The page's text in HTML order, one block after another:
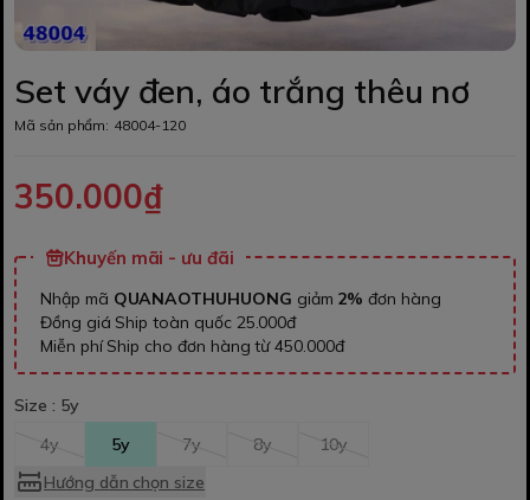
Set váy đen, áo trắng thêu nơ
Mã sản phẩm: 48004-120
350.000₫
Khuyến mãi - ưu đãi
Nhập mã QUANAOTHUHUONG giảm 2% đơn hàng
Đồng giá Ship toàn quốc 25.000đ
Miễn phí Ship cho đơn hàng từ 450.000đ
Size : 5y
4y
5y 7y 8y
10y
Hướng dẫn chọn size